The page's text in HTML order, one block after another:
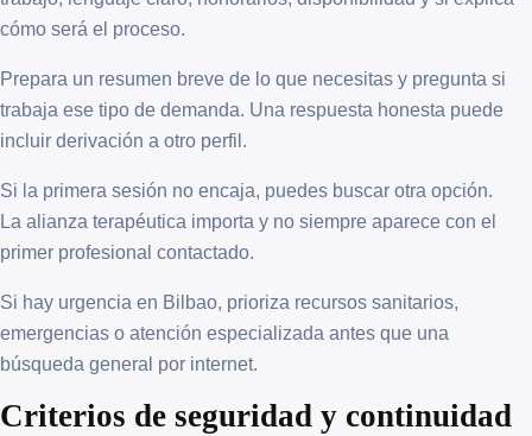
cómo será el proceso.
Prepara un resumen breve de lo que necesitas y pregunta si
trabaja ese tipo de demanda. Una respuesta honesta puede
incluir derivación a otro perfil.
Si la primera sesión no encaja, puedes buscar otra opción.
La alianza terapéutica importa y no siempre aparece con el
primer profesional contactado.
Si hay urgencia en Bilbao, prioriza recursos sanitarios,
emergencias o atención especializada antes que una
búsqueda general por internet.
Criterios de seguridad y continuidad